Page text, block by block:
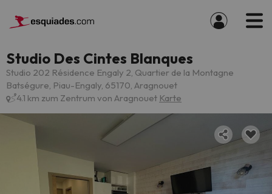
Studio Des Cintes Blanques
Studio 202 Résidence Engaly 2, Quartier de la Montagne
Batségure, Piau-Engaly, 65170, Aragnouet
4.1 km zum Zentrum von Aragnouet Karte